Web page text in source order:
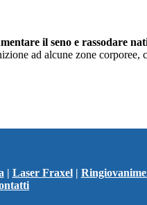
il seno e rassodare
ad alcune zone corporee,
| Laser Fraxel|